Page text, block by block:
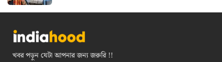
খবর পড়ুন যেটা আপনার জন্য জরুরি !!